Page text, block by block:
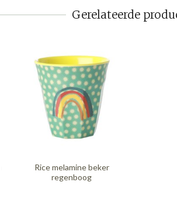
Gerelateerde
Rice melamine beker
regenboog